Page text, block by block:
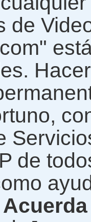
de
de
Acuerda